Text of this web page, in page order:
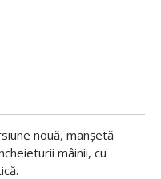
nouă, manșetă
mâinii, cu